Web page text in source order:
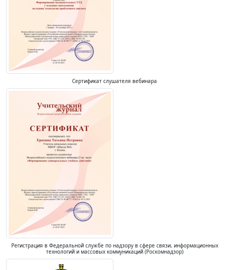
Сертификат слушателя вебинара
Регистрация в Федеральной службе по надзору в сфере связи, информационных
технологий и массовых коммуникаций (Роскомнадзор)